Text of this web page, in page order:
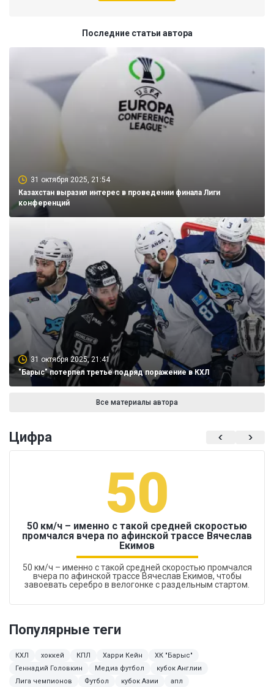
Последние статьи автора
31 октября 2025, 21:54
Казахстан выразил интерес в проведении финала Лиги
конференций
31 октября 2025, 21:41
"Барыс" потерпел третье подряд поражение в КХЛ
Все материалы автора
Цифра
50
50 км/ч – именно с такой средней скоростью
промчался вчера по афинской трассе Вячеслав
Екимов
50 км/ч – именно с такой средней скоростью промчался
вчера по афинской трассе Вячеслав Екимов, чтобы
завоевать серебро в велогонке с раздельным стартом.
Популярные теги
КХЛ хоккей КПЛ Харри Кейн
ХК "Барыс"
Геннадий Головкин
Медиа футбол
кубок Англии
Лига чемпионов
Футбол кубок Азии
апл